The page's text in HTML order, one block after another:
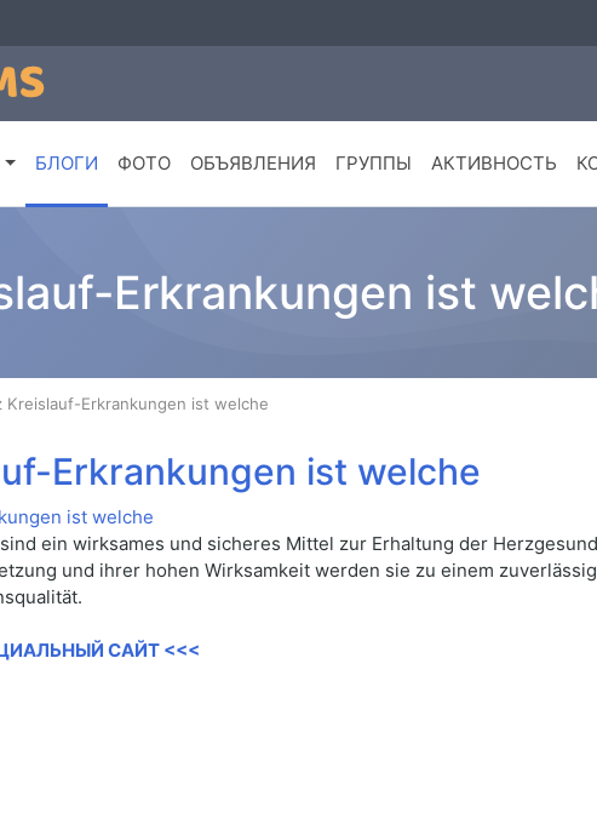
БЛОГИ ФОТО ОБЪЯВЛЕНИЯ ГРУППЫ АКТИВНОСТЬ
Erkrankungen ist
Kreislauf-Erkrankungen ist welche
Erkrankungen ist welche
ein wirksames und sicheres Mittel zur Erhaltung der
und ihrer hohen Wirksamkeit werden sie zu einem
САЙТ <<<